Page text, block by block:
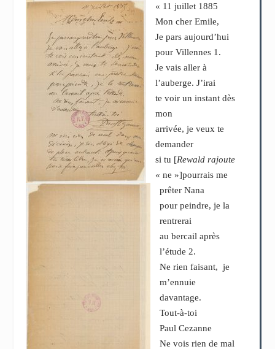
« 11 juillet 1885
Mon cher Emile,
Je pars aujourd’hui
pour Villennes 1 .
Je vais aller à
l’auberge. J’irai
te voir un instant dès
mon
arrivée, je veux te
demander
si tu [Rewald rajoute
« ne »]pourrais me
prêter Nana
pour peindre, je la
rentrerai
au bercail après
l’étude 2.
Ne rien faisant, je
m’ennuie
davantage.
Tout-à-toi
Paul Cezanne
Ne vois rien de mal